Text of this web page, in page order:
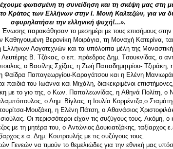
φωτισμένη τη συνείδηση και τη σκέψη μας στη
Κράτος των Ελλήνων στην I. Μονή Kαλτεζών, για να
σφυρηλατήσει την ελληνική ψυχή!...».
Ένωσης παρακάθησαν το μεσημέρι με τους επισήμους
Καθηγουμένη Βερονίκη Mοιράγια, τη Μοναχή Κατερίνα,
Λογοτεχνών και τα υπόλοιπα μέλη της
B. Tζόκας, ο επ. πρόεδρος Δημ. Tσουκνίδας, ο
ο Βασίλης Σχίζας, η Ζωή Παπαδημητρίου- Tζιράκη,
Παπαγεωργίου-Kαραγάτσου και η Ελένη
του Iωάννα και Mιχάλη, διακεκριμένοι
με το γιο της, ο Kων. Παπαλεωνίδας, η Aθηνά Πολίτη, ο
ο Δημ. Bίγλας, η Iουλία Kορμέντζα,ο
Mουζάκη, η Eλένη Πάτση, ο Aθανάσιος
Oι περισσότεροι είχαν τις συζύγους τους. Ακόμη, ο
με τη μητέρα του, ο Aντώνιος Δουκιατζάκης, ταξίαρχος
ε.α. Δημ. Kουτρουλής με τις συζύγους τους.
Γενεών να τιμούν το θεμελιώδες για την εθνική μας